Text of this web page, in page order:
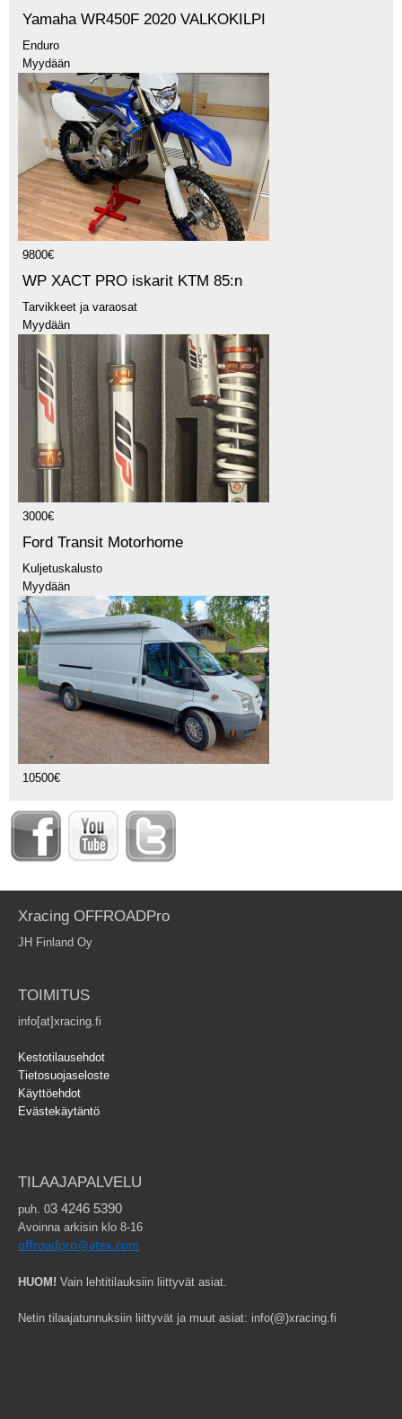
Yamaha WR450F 2020 VALKOKILPI
Enduro
Myydään
9800€
WP XACT PRO iskarit KTM 85:n
Tarvikkeet ja varaosat
Myydään
3000€
Ford Transit Motorhome
Kuljetuskalusto
Myydään
10500€
Xracing OFFROADPro
JH Finland Oy
TOIMITUS
info[at]xracing.fi
Kestotilausehdot
Tietosuojaseloste
Käyttöehdot
Evästekäytäntö
TILAAJAPALVELU
puh. 03 4246 5390
Avoinna arkisin klo 8-16
offroadpro@atex.com
HUOM! Vain lehtitilauksiin liittyvät asiat.
Netin tilaajatunnuksiin liittyvät ja muut asiat: info(@)xracing.fi